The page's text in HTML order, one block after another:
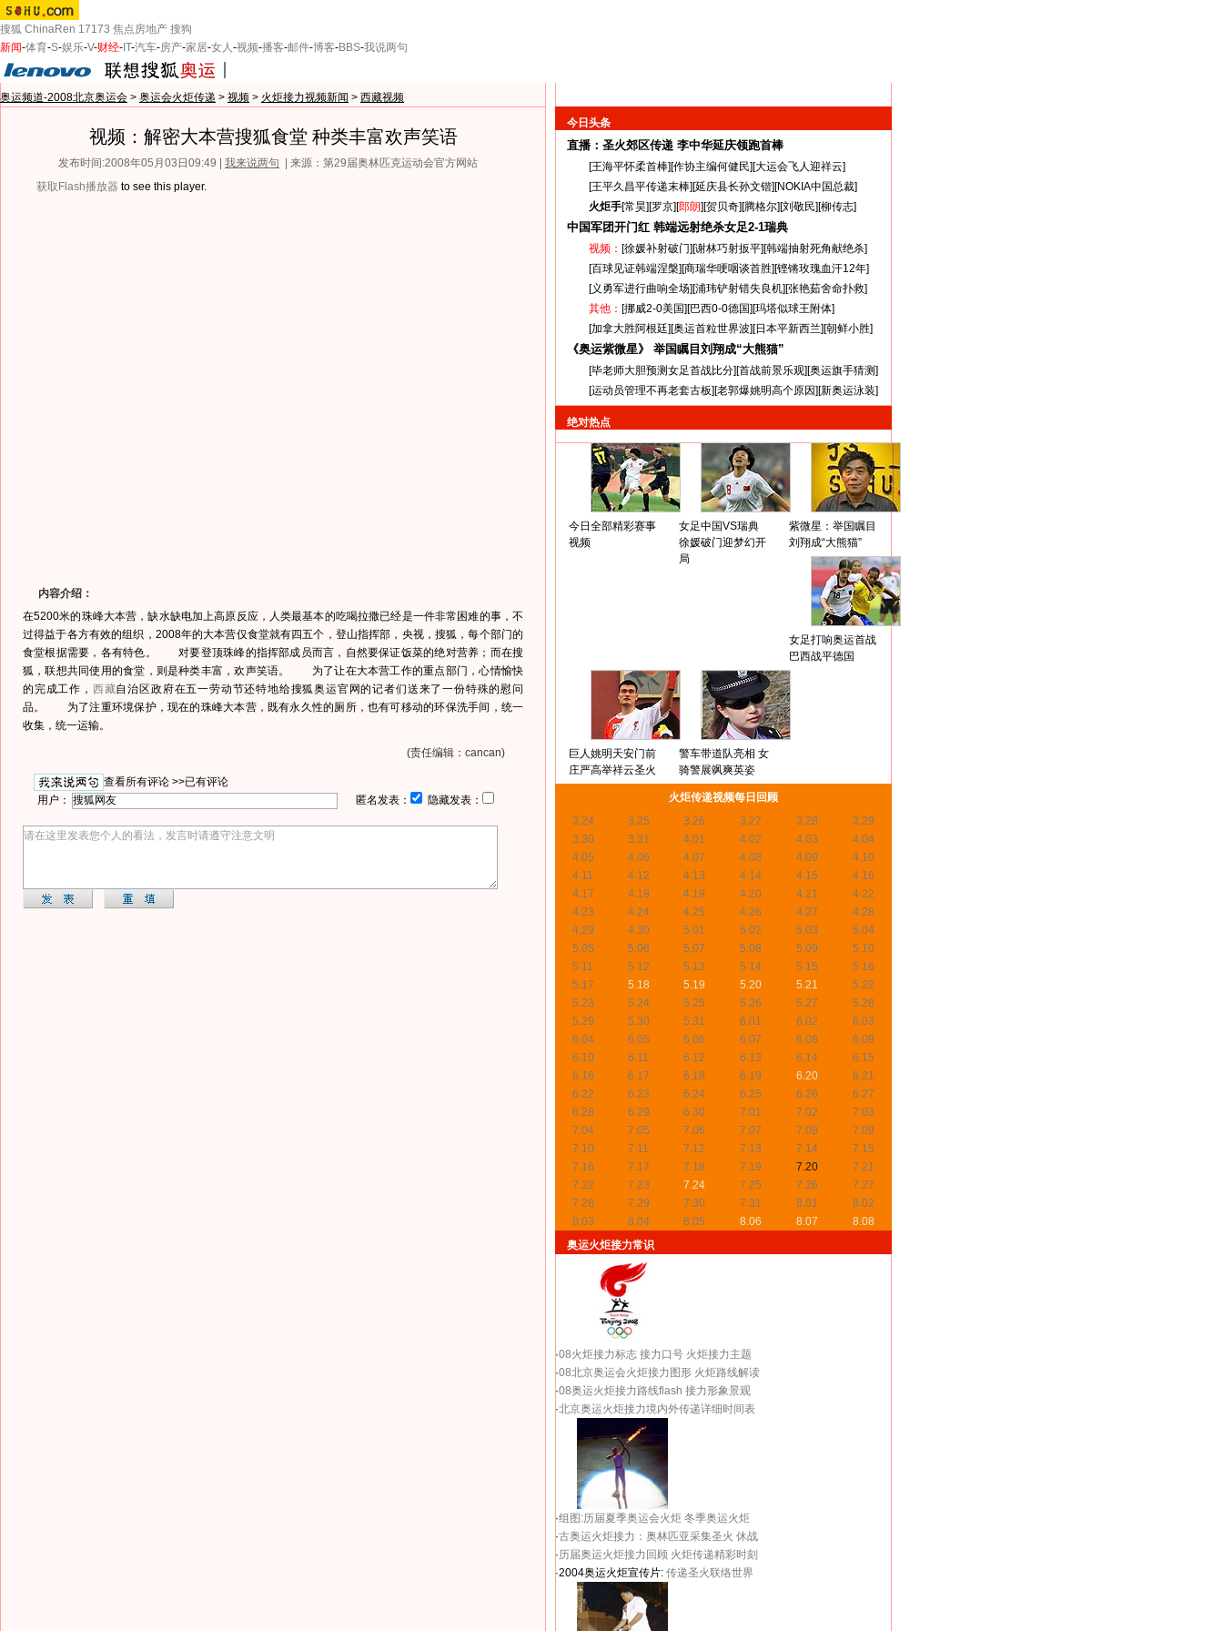
搜狐 ChinaRen 17173 焦点房地产 搜狗
新闻-体育-S-娱乐-V-财经- IT-汽车-房产-家居-女人-视频-播客-邮件-博客-BBS-我说两句
奥运频道-2008北京奥运会 > 奥运会火炬传递 > 视频 > 火炬接力视频新闻 > 西藏视频
视频：解密大本营搜狐食堂 种类丰富欢声笑语
发布时间:2008年05月03日09:49 | 我来说两句
| 来源：第29届奥林匹克运动会官方网站
获取Flash播放器 to see this player.
内容介绍：
在5200米的珠峰大本营，缺水缺电加上高原反应，人类最基本的吃喝拉撒已经是一件非常困难的事，不
过得益于各方有效的组织，2008年的大本营仅食堂就有四五个，登山指挥部，央视，搜狐，每个部门的
食堂根据需要，各有特色。 对要登顶珠峰的指挥部成员而言，自然要保证饭菜的绝对营养；而在搜
狐，联想共同使用的食堂，则是种类丰富，欢声笑语。 为了让在大本营工作的重点部门，心情愉快
的完成工作， 西藏自治区政府在五一劳动节还特地给搜狐奥运官网的记者们送来了一份特殊的慰问
品。 为了注重环境保护，现在的珠峰大本营，既有永久性的厕所，也有可移动的环保洗手间，统一
收集，统一运输。
(责任编辑：cancan)
查看所有评论 >>已有评论
用户：
匿名发表： 隐藏发表：
今日头条
直播：圣火郊区传递 李中华延庆领跑首棒
[王海平怀柔首棒][作协主编何健民][大运会飞人迎祥云]
[王平久昌平传递末棒][延庆县长孙文锴][NOKIA中国总裁]
火炬手[常昊][罗京][郎朗][贺贝奇][腾格尔][刘敬民][柳传志]
中国军团开门红 韩端远射绝杀女足2-1瑞典
视频： [徐媛补射破门][谢林巧射扳平][韩端抽射死角献绝杀]
[百球见证韩端涅槃][商瑞华哽咽谈首胜][铿锵玫瑰血汗12年]
[义勇军进行曲响全场][浦玮铲射错失良机][张艳茹舍命扑救]
其他： [挪威2-0美国][巴西0-0德国][玛塔似球王附体]
[加拿大胜阿根廷][奥运首粒世界波][日本平新西兰][朝鲜小胜]
《奥运紫微星》 举国瞩目刘翔成“大熊猫”
[毕老师大胆预测女足首战比分][首战前景乐观][奥运旗手猜测]
[运动员管理不再老套古板][老郭爆姚明高个原因][新奥运泳装]
绝对热点
今日全部精彩赛事
视频
女足中国VS瑞典
徐媛破门迎梦幻开
局
紫微星：举国瞩目
刘翔成“大熊猫”
女足打响奥运首战
巴西战平德国
巨人姚明天安门前
庄严高举祥云圣火
警车带道队亮相 女
骑警展飒爽英姿
火炬传递视频每日回顾
3.24
3.25 3.26 3.27 3.28
3.29
3.30
3.31 4.01 4.02 4.03
4.04
4.05
4.06 4.07 4.08 4.09
4.10
4.11
4.12 4.13 4.14 4.15
4.16
4.17
4.18 4.19 4.20 4.21
4.22
4.23
4.24 4.25 4.26 4.27
4.28
4.29
4.30 5.01 5.02 5.03
5.04
5.05
5.06 5.07 5.08 5.09
5.10
5.11
5.12 5.13 5.14 5.15
5.16
5.17
5.18 5.19 5.20 5.21
5.22
5.23
5.24 5.25 5.26 5.27
5.28
5.29
5.30 5.31 6.01 6.02
6.03
6.04
6.05 6.06 6.07 6.08
6.09
6.10
6.11 6.12 6.13 6.14
6.15
6.16
6.17 6.18 6.19 6.20
6.21
6.22
6.23 6.24 6.25 6.26
6.27
6.28
6.29 6.30 7.01 7.02
7.03
7.04
7.05 7.06 7.07 7.08
7.09
7.10
7.11 7.12 7.13 7.14
7.15
7.16
7.17 7.18 7.19 7.20
7.21
7.22
7.23 7.24 7.25 7.26
7.27
7.28
7.29 7.30 7.31 8.01
8.02
8.03
8.04 8.05 8.06 8.07
8.08
奥运火炬接力常识
·08火炬接力标志 接力口号 火炬接力主题
·08北京奥运会火炬接力图形 火炬路线解读
·08奥运火炬接力路线flash 接力形象景观
·北京奥运火炬接力境内外传递详细时间表
·组图:历届夏季奥运会火炬 冬季奥运火炬
·古奥运火炬接力：奥林匹亚采集圣火 休战
·历届奥运火炬接力回顾 火炬传递精彩时刻
·2004奥运火炬宣传片: 传递圣火联络世界